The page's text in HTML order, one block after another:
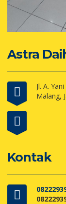
Astra
Jl. A.
Malang,
Kontak